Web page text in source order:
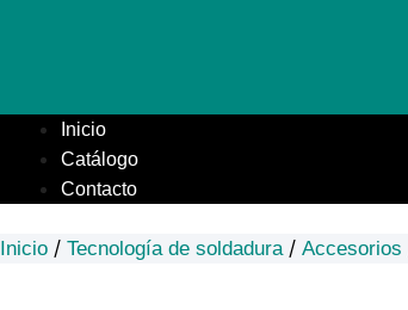
Inicio
Catálogo
Contacto
Inicio / Tecnología de soldadura/ Accesorios